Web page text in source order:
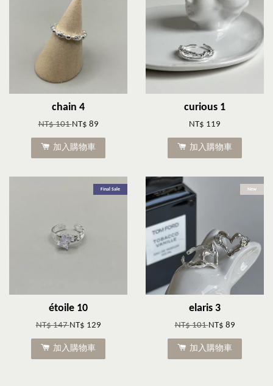
chain 4
NT$ 101NT$ 89
加入購物車
curious 1
NT$ 119
加入購物車
Final Sale
étoile 10
NT$ 147NT$ 129
加入購物車
New
elaris 3
NT$ 101NT$ 89
加入購物車